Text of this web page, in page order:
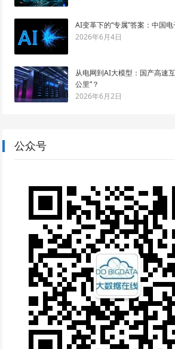
AI变革下的“专属”答案：中国
2026年6月4日
从电网到AI大模型：国产高速
公里”？
2026年6月2日
公众号